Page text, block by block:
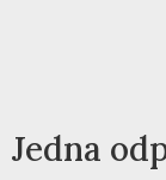
Jedna